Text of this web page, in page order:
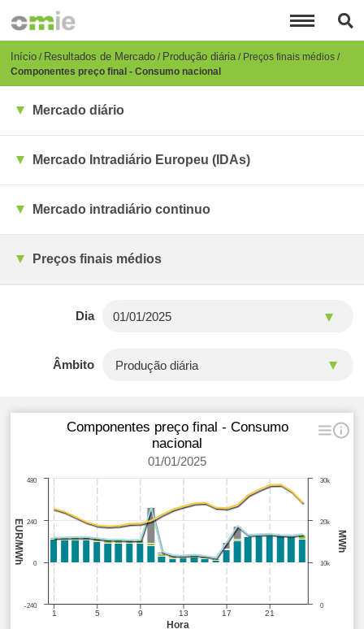
para
conteúdo
principal
Breadcrumb
Início Resultados de Mercado Produção diária Preços finais médios
Componentes preço final - Consumo nacional
Mercado diário
Mercado Intradiário Europeu (IDAs)
Mercado intradiário continuo
Preços finais médios
Dia
Âmbito
Hora
MWh
EUR/MWh
Componentes preço final - Consumo
nacional
01/01/2025
1 5 9 13 17 21
0
30k
10k
20k
0
480
-240
240